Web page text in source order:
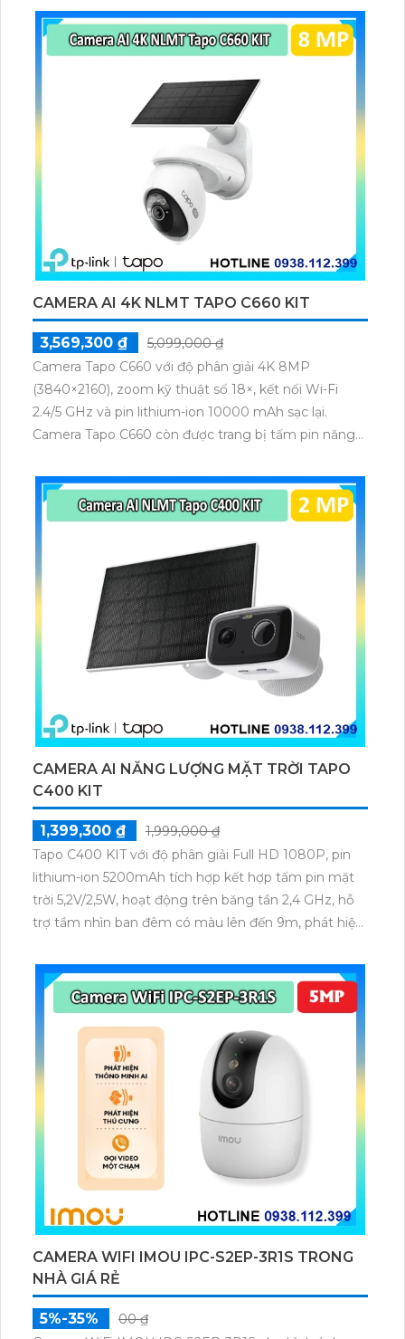
hình ảnh đen trắng hoặc màu sắc.
CAMERA AI 4K NLMT TAPO C660 KIT
3,569,300 ₫
5,099,000 ₫
Camera Tapo C660 với độ phân giải 4K 8MP
(3840×2160), zoom kỹ thuật số 18×, kết nối Wi-Fi
2.4/5 GHz và pin lithium-ion 10000 mAh sạc lại.
Camera Tapo C660 còn được trang bị tấm pin năng
thú cưng, phương tiện, lưu trữ thẻ microSD tối đa 512
GB.
CAMERA AI NĂNG LƯỢNG MẶT TRỜI TAPO
C400 KIT
1,399,300 ₫
1,999,000 ₫
Tapo C400 KIT với độ phân giải Full HD 1080P, pin
lithium-ion 5200mAh tích hợp kết hợp tấm pin mặt
trời 5,2V/2,5W, hoạt động trên băng tần 2,4 GHz, hỗ
trợ tầm nhìn ban đêm có màu lên đến 9m, phát hiện
dữ liệu qua thẻ microSD lên đến 512GB.
CAMERA WIFI IMOU IPC-S2EP-3R1S TRONG
NHÀ GIÁ RẺ
5%-35%
00 ₫